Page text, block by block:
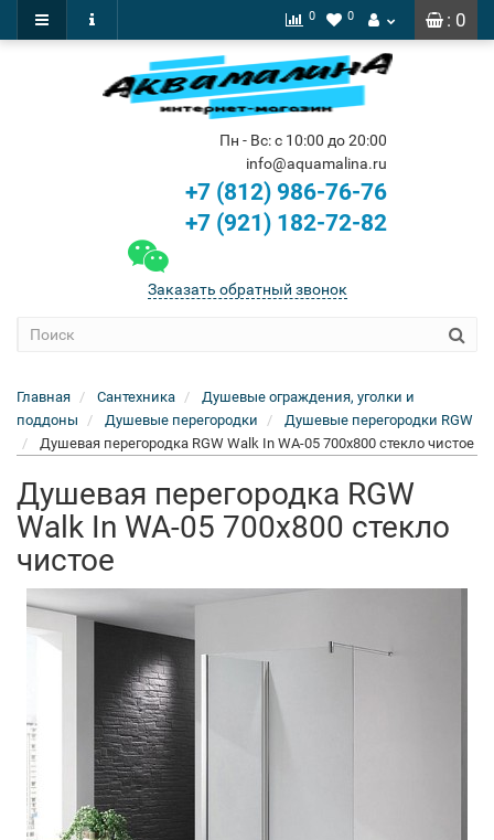
: 0
0 0
Пн - Вс: с 10:00 до 20:00
info@aquamalina.ru
+7 (812) 986-76-76
+7 (921) 182-72-82
Заказать обратный звонок
Главная Сантехника
Душевые ограждения, уголки и
поддоны
Душевые перегородки
Душевые перегородки RGW
Душевая перегородка RGW Walk In WA-05 700x800 стекло чистое
Душевая перегородка RGW
Walk In WA-05 700x800 стекло
чистое